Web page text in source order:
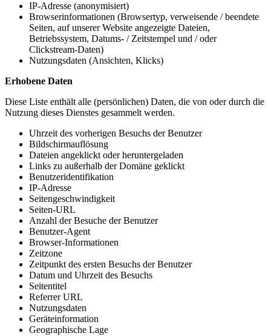
IP-Adresse (anonymisiert)
Browserinformationen (Browsertyp, verweisende / beendete
Seiten, auf unserer Website angezeigte Dateien,
Betriebssystem, Datums- / Zeitstempel und / oder
Clickstream-Daten)
Nutzungsdaten (Ansichten, Klicks)
Erhobene Daten
Diese Liste enthält alle (persönlichen) Daten, die von oder durch die
Nutzung dieses Dienstes gesammelt werden.
Uhrzeit des vorherigen Besuchs der Benutzer
Bildschirmauflösung
Dateien angeklickt oder heruntergeladen
Links zu außerhalb der Domäne geklickt
Benutzeridentifikation
IP-Adresse
Seitengeschwindigkeit
Seiten-URL
Anzahl der Besuche der Benutzer
Benutzer-Agent
Browser-Informationen
Zeitzone
Zeitpunkt des ersten Besuchs der Benutzer
Datum und Uhrzeit des Besuchs
Seitentitel
Referrer URL
Nutzungsdaten
Geräteinformation
Geographische Lage